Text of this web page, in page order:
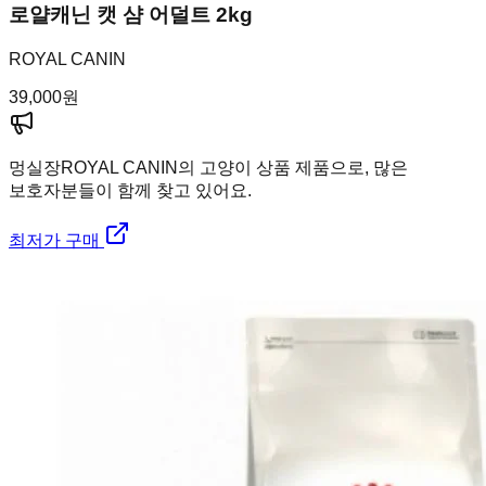
로얄캐닌 캣 샴 어덜트 2kg
ROYAL CANIN
39,000원
멍실장ROYAL CANIN의 고양이 상품 제품으로, 많은
보호자분들이 함께 찾고 있어요.
최저가 구매